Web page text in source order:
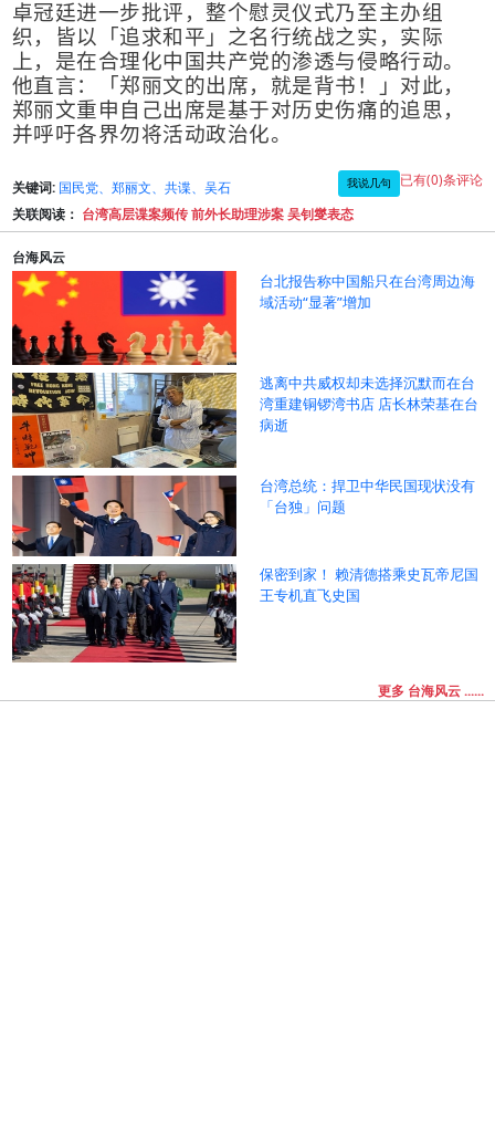
卓冠廷进一步批评，整个慰灵仪式乃至主办组
织，皆以「追求和平」之名行统战之实，实际
上，是在合理化中国共产党的渗透与侵略行动。
他直言：「郑丽文的出席，就是背书！」对此，
郑丽文重申自己出席是基于对历史伤痛的追思，
并呼吁各界勿将活动政治化。
关键词: 国民党、郑丽文、共谍、吴石 我说几句 已有(0)条评论
关联阅读： 台湾高层谍案频传 前外长助理涉案 吴钊燮表态
台海风云
台北报告称中国船只在台湾周边海
域活动“显著”增加
逃离中共威权却未选择沉默而在台
湾重建铜锣湾书店 店长林荣基在台
病逝
台湾总统：捍卫中华民国现状没有
「台独」问题
保密到家！ 赖清德搭乘史瓦帝尼国
王专机直飞史国
更多 台海风云 ......